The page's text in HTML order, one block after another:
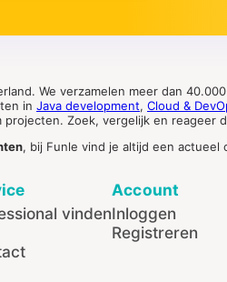
We verzamelen meer dan
in Java development, Cloud &
Zoek, vergelijk en reageer
, bij Funle vind je altijd een
vinden
Account
Inloggen
Registreren